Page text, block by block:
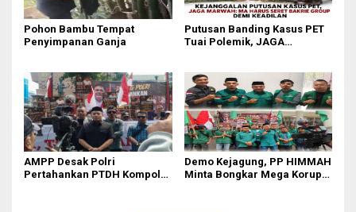
Pohon Bambu Tempat
Penyimpanan Ganja
Putusan Banding Kasus PET
Tuai Polemik, JAGA
AMPP Desak Polri
Pertahankan PTDH Kompol
Demo Kejagung, PP HIMMAH
Minta Bongkar Mega Korupsi